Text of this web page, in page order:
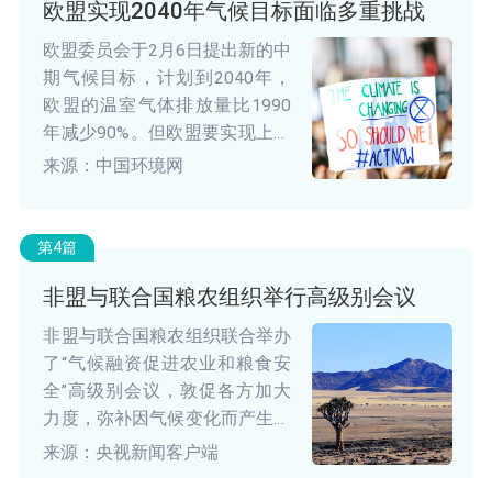
欧盟实现2040年气候目标面临多重挑战
欧盟委员会于2月6日提出新的中
期气候目标，计划到2040年，
欧盟的温室气体排放量比1990
年减少90%。但欧盟要实现上述
目标面临多方面困难。
来源：中国环境网
第4篇
非盟与联合国粮农组织举行高级别会议
非盟与联合国粮农组织联合举办
了“气候融资促进农业和粮食安
全”高级别会议，敦促各方加大
力度，弥补因气候变化而产生的
农业和粮食安全生产资金缺口。
来源：央视新闻客户端